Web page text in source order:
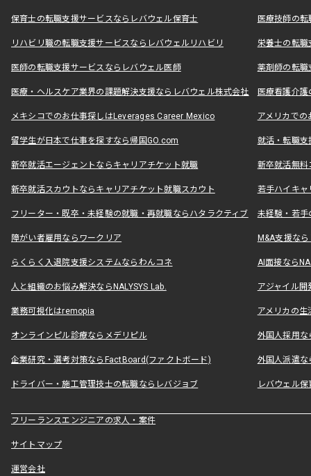
保育士の転職支援サービスならレバウェル保育士 医療技師の
リハビリ職の転職支援サービスならレバウェルリハビリ 栄養士の転
医師の転職支援サービスならレバウェル医師 薬剤師の転
医療・ヘルスケア業界の課題解決支援ならレバウェル株式会社 医療看護介
メキシコでのお仕事探しはLeverages Career Mexico アメリカで
留学生が日本で仕事を探すなら帰国GO.com 就活・転職
新卒就活エージェントならキャリアチケット就職 新卒就活無料
新卒就活スカウトならキャリアチケット就職スカウト 若手ハイキ
フリーター・既卒・未経験の就職・再就職ならハタラクティブ 未経験・若手
障がい者雇用ならワークリア M&A支援な
らくらく入退院支援システムならわんコネ AI面接なら
人と組織のお悩み解決ならNALYSYS Lab. アジャイル
業務可視化はremopia アメリカの
オンラインピル診療ならメデリピル 外国人採用
企業研究・選考対策ならFactBoard(ファクトボード) 外国人派遣な
ドライバー・施工管理技士の転職ならレバジョブ レバウェル
フリーランスエンジニアの求人・案件
サイトマップ
運営会社